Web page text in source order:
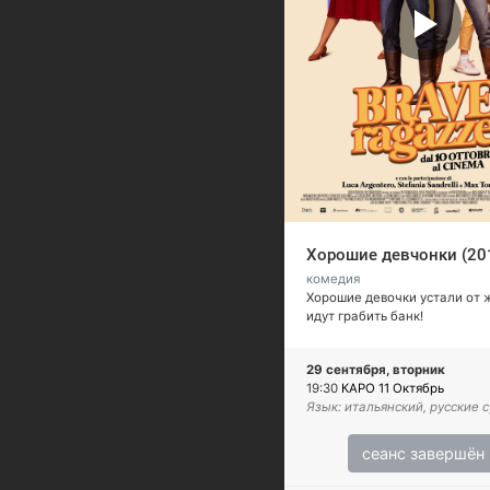
Хорошие девчонки
комедия
Хорошие девочки устали от
идут грабить банк!
29 сентября, вторник
19:30 КАРО 11 Октябрь
Язык: итальянский, русские
сеанс завершён